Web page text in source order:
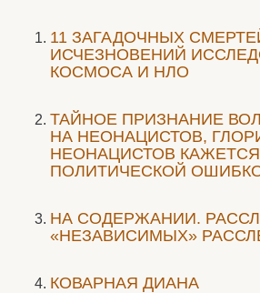
11 ЗАГАДОЧНЫХ
ИСЧЕЗНОВЕНИЙ
КОСМОСА И НЛО
ТАЙНОЕ ПРИЗНАНИЕ
НА НЕОНАЦИСТОВ,
НЕОНАЦИСТОВ
ПОЛИТИЧЕСКОЙ
НА СОДЕРЖАНИИ.
«НЕЗАВИСИМЫХ»
КОВАРНАЯ ДИАНА